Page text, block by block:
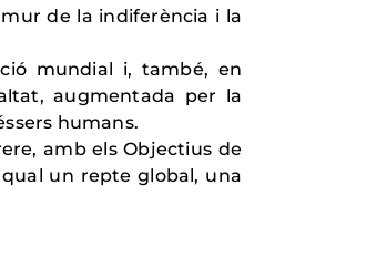
de la indiferència i la
mundial i, també, en
augmentada per la
humans.
amb els Objectius de
un repte global, una